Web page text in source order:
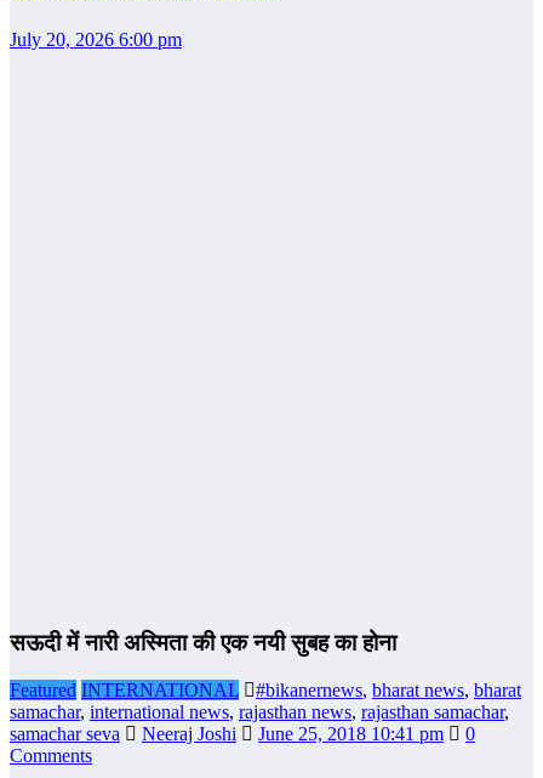
July 20, 2026 6:00 pm
सऊदी में नारी अस्मिता की एक नयी सुबह का होना
Featured INTERNATIONAL #bikanernews, bharat news, bharat
samachar, international news, rajasthan news, rajasthan samachar,
samachar seva
Neeraj Joshi June 25, 2018 10:41 pm
0
Comments